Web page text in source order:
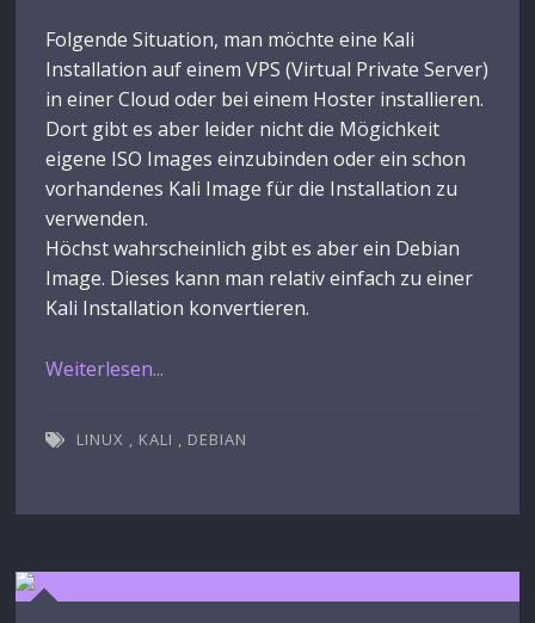
Folgende Situation, man möchte eine Kali
Installation auf einem VPS (Virtual Private Server)
in einer Cloud oder bei einem Hoster installieren.
Dort gibt es aber leider nicht die Mögichkeit
eigene ISO Images einzubinden oder ein schon
vorhandenes Kali Image für die Installation zu
verwenden.
Höchst wahrscheinlich gibt es aber ein Debian
Image. Dieses kann man relativ einfach zu einer
Kali Installation konvertieren.
Weiterlesen...
LINUX KALI DEBIAN